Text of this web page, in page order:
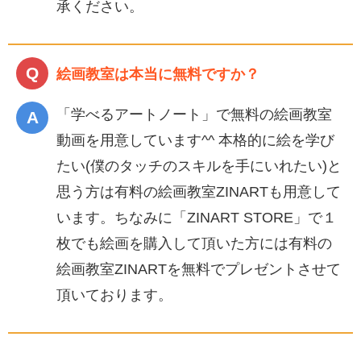
承ください。
絵画教室は本当に無料ですか？
「学べるアートノート」で無料の絵画教室
動画を用意しています^^ 本格的に絵を学び
たい(僕のタッチのスキルを手にいれたい)と
思う方は有料の絵画教室ZINARTも用意して
います。ちなみに「ZINART STORE」で１
枚でも絵画を購入して頂いた方には有料の
絵画教室ZINARTを無料でプレゼントさせて
頂いております。